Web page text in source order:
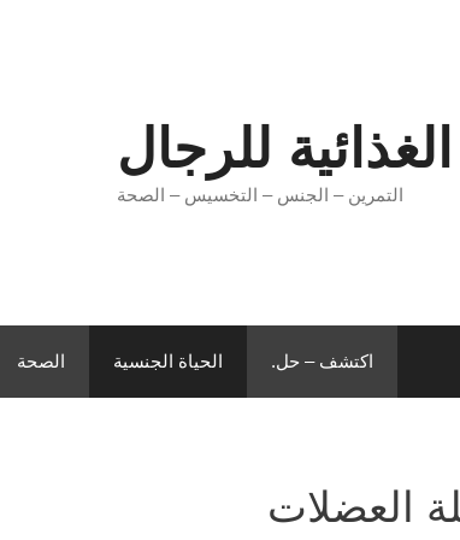
للرجال
التمرين – الجنس – التخسيس – الصحة
اكتشف – حل. الحياة الجنسية الصحة